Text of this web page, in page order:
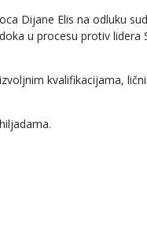
Dijane Elis na odluku
u procesu protiv lidera
kvalifikacijama,